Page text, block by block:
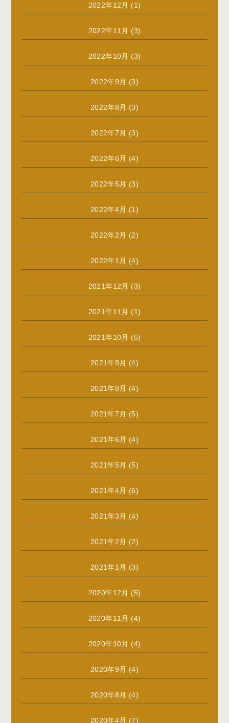
2022年12月 (1)
2022年11月 (3)
2022年10月 (3)
2022年9月 (3)
2022年8月 (3)
2022年7月 (3)
2022年6月 (4)
2022年5月 (3)
2022年4月 (1)
2022年2月 (2)
2022年1月 (4)
2021年12月 (3)
2021年11月 (1)
2021年10月 (5)
2021年9月 (4)
2021年8月 (4)
2021年7月 (5)
2021年6月 (4)
2021年5月 (5)
2021年4月 (6)
2021年3月 (4)
2021年2月 (2)
2021年1月 (3)
2020年12月 (5)
2020年11月 (4)
2020年10月 (4)
2020年9月 (4)
2020年8月 (4)
2020年4月 (7)